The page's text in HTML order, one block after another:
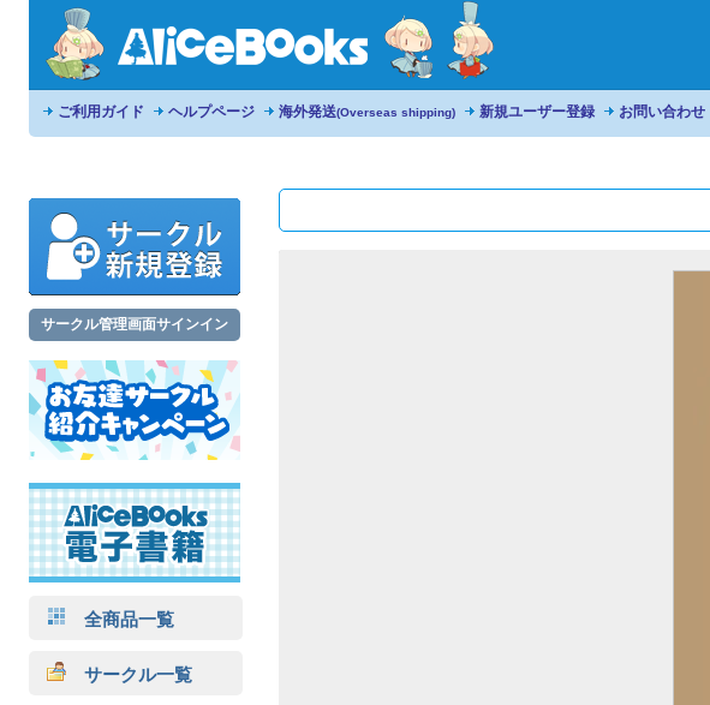
ご利用ガイド ヘルプページ 海外発送(Overseas shipping) 新規ユーザー登録 お問い合わせ
サークル管理画面サインイン
全商品一覧
サークル一覧